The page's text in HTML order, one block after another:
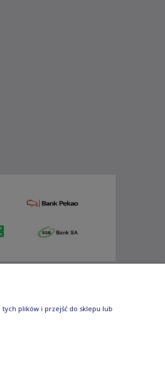
bez zgody autora
nas.
plików i przejść do sklepu lub